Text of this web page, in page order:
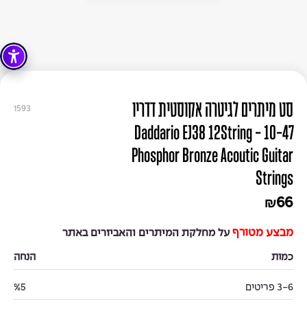
1593
סט מיתרים לגיטרה אקוסטית דדריו
10-47 - Daddario EJ38 12String
Phosphor Bronze Acoutic Guitar
Strings
₪66
מבצע מטורף על מחלקת המיתרים והאביזרים באתר
כמות הנחה
3-6 פריטים %5